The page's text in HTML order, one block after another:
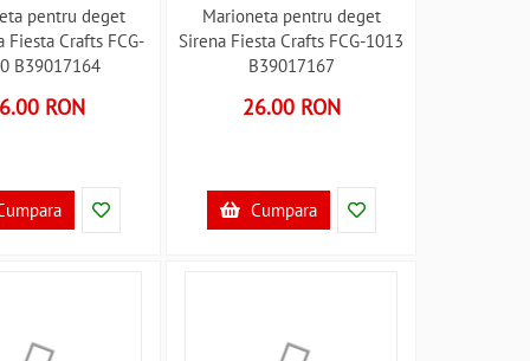
pentru deget
Fiesta Crafts FCG-
B39017164
RON
Marioneta pentru deget
Sirena Fiesta Crafts FCG-1013
B39017167
26.00 RON
Cumpara